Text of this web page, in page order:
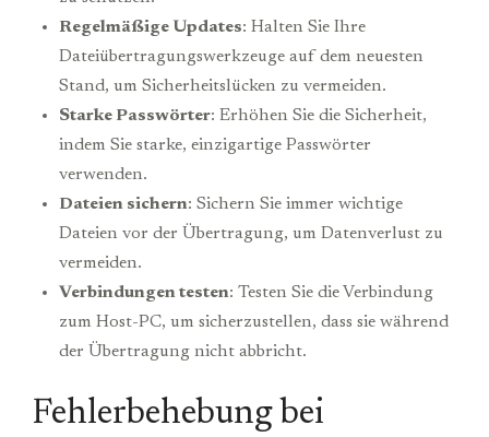
Regelmäßige Updates: Halten Sie Ihre
Dateiübertragungswerkzeuge auf dem neuesten
Stand, um Sicherheitslücken zu vermeiden.
Starke Passwörter: Erhöhen Sie die Sicherheit,
indem Sie starke, einzigartige Passwörter
verwenden.
Dateien sichern: Sichern Sie immer wichtige
Dateien vor der Übertragung, um Datenverlust zu
vermeiden.
Verbindungen testen: Testen Sie die Verbindung
zum Host-PC, um sicherzustellen, dass sie während
der Übertragung nicht abbricht.
Fehlerbehebung bei